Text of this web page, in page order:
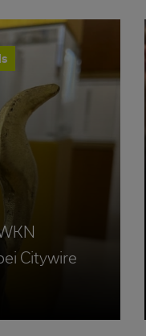
Citywire